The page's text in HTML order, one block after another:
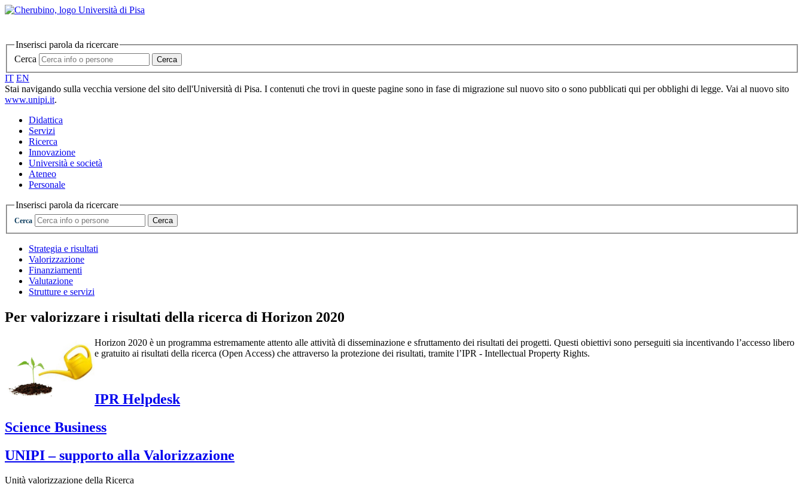
Inserisci parola da ricercare
Cerca
Cerca
IT EN
Stai navigando sulla vecchia versione del sito dell'Università di Pisa. I contenuti che trovi in queste pagine sono in fase di migrazione sul nuovo sito o sono pubblicati qui per obblighi di legge. Vai al nuovo sito
www.unipi.it.
Didattica
Servizi
Ricerca
Innovazione
Università e società
Ateneo
Personale
Inserisci parola da ricercare
Cerca Cerca
Strategia e risultati
Valorizzazione
Finanziamenti
Valutazione
Strutture e servizi
Per valorizzare i risultati della ricerca di Horizon 2020
Horizon 2020 è un programma estremamente attento alle attività di disseminazione e sfruttamento dei risultati dei progetti. Questi obiettivi sono perseguiti sia incentivando l’accesso libero
e gratuito ai risultati della ricerca (Open Access) che attraverso la protezione dei risultati, tramite l’IPR - Intellectual Property Rights.
IPR Helpdesk
Science Business
UNIPI – supporto alla Valorizzazione
Unità valorizzazione della Ricerca